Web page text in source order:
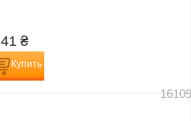
41 ₴
Купить